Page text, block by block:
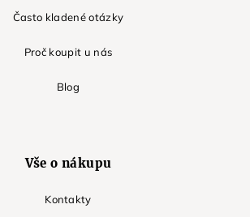
Často kladené otázky
Proč koupit u nás
Blog
Vše o nákupu
Kontakty